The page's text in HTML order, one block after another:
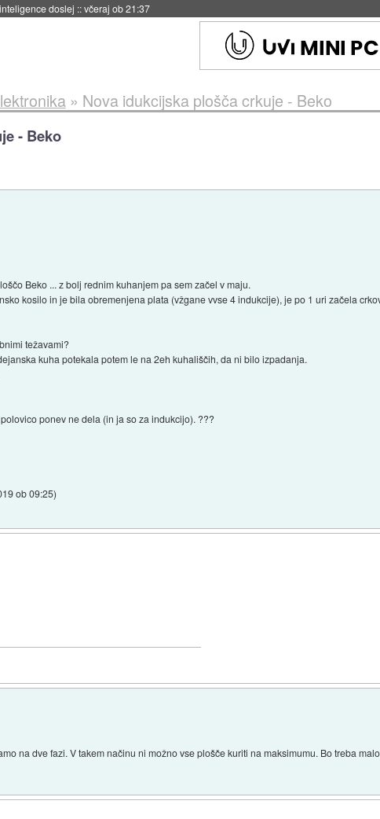
umetne inteligence::včeraj ob 21:23
» Nova idukcijska plošča crkuje - Beko
- Beko
Beko ... z bolj rednim kuhanjem pa sem začel v maju.
kosilo in je bila obremenjena plata (vžgane vvse 4 indukcije), je po 1 uri začela
težavami?
kuha potekala potem le na 2eh kuhališčih, da ni bilo izpadanja.
ponev ne dela (in ja so za indukcijo). ???
ob 09:25)
na dve fazi. V takem načinu ni možno vse plošče kuriti na maksimumu. Bo treba